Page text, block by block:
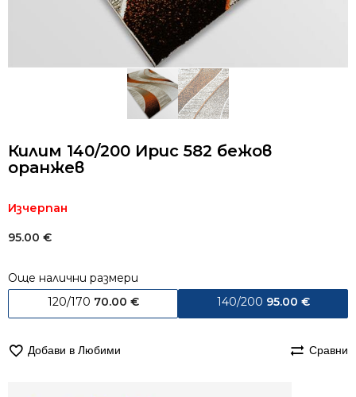
Килим 140/200 Ирис 582 бежов
оранжев
Изчерпан
95.00 €
Още налични размери
120/170 70.00 € 140/200 95.00 €
Добави в Любими Сравни